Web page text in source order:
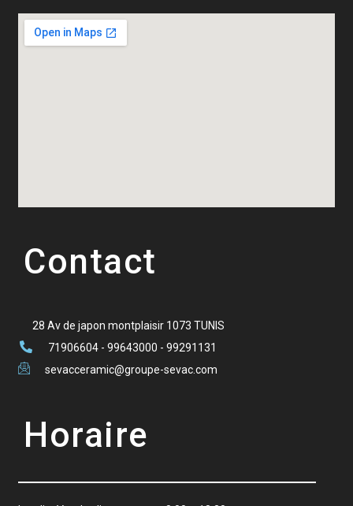
Contact
28 Av de japon montplaisir 1073 TUNIS
71906604 - 99643000 - 99291131
sevacceramic@groupe-sevac.com
Horaire